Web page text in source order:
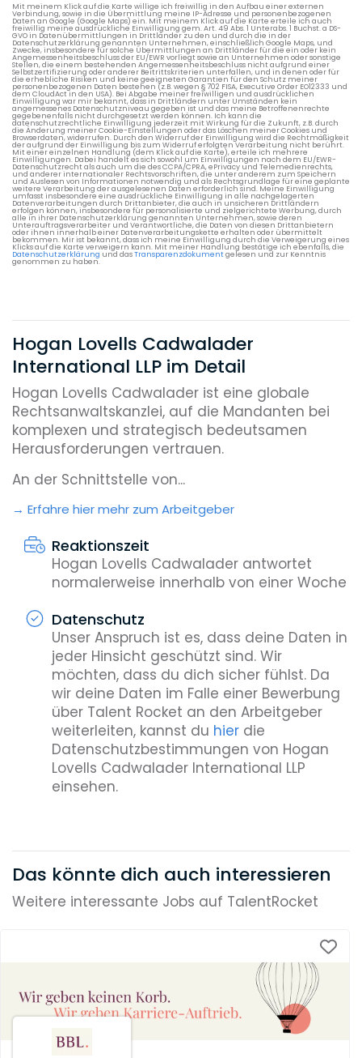
Mit meinem Klick auf die Karte willige ich freiwillig in den Aufbau einer externen
Verbindung, sowie in die Übermittlung meine IP-Adresse und personenbezogenen
Daten an Google (Google Maps) ein. Mit meinem Klick auf die Karte erteile ich auch
freiwillig meine ausdrückliche Einwilligung gem. Art. 49 Abs. 1 Unterabs. 1 Buchst. a DS-
GVO in Datenübermittlungen in Drittländer zu den und durch die in der
Datenschutzerklärung genannten Unternehmen, einschließlich Google Maps, und
Zwecke, insbesondere für solche Übermittlungen an Drittländer für die ein oder kein
Angemessenheitsbeschluss der EU/EWR vorliegt sowie an Unternehmen oder sonstige
Stellen, die einem bestehenden Angemessenheitsbeschluss nicht aufgrund einer
Selbstzertifizierung oder anderer Beitrittskriterien unterfallen, und in denen oder für
die erhebliche Risiken und keine geeigneten Garantien für den Schutz meiner
personenbezogenen Daten bestehen (z.B. wegen § 702 FISA, Executive Order EO12333 und
dem CloudAct in den USA). Bei Abgabe meiner freiwilligen und ausdrücklichen
Einwilligung war mir bekannt, dass in Drittländern unter Umständen kein
angemessenes Datenschutzniveau gegeben ist und das meine Betroffenenrechte
gegebenenfalls nicht durchgesetzt werden können. Ich kann die
datenschutzrechtliche Einwilligung jederzeit mit Wirkung für die Zukunft, z.B. durch
die Änderung meiner Cookie-Einstellungen oder das Löschen meiner Cookies und
Browserdaten, widerrufen. Durch den Widerruf der Einwilligung wird die Rechtmäßigkeit
der aufgrund der Einwilligung bis zum Widerruf erfolgten Verarbeitung nicht berührt.
Mit einer einzelnen Handlung (dem Klick auf die Karte), erteile ich mehrere
Einwilligungen. Dabei handelt es sich sowohl um Einwilligungen nach dem EU/EWR-
Datenschutzrecht als auch um die des CCPA/CPRA, ePrivacy und Telemedienrechts,
und anderer internationaler Rechtsvorschriften, die unter anderem zum Speichern
und Auslesen von Informationen notwendig und als Rechtsgrundlage für eine geplante
weitere Verarbeitung der ausgelesenen Daten erforderlich sind. Meine Einwilligung
umfasst insbesondere eine ausdrückliche Einwilligung in alle nachgelagerten
Datenverarbeitungen durch Drittanbieter, die auch in unsicheren Drittländern
erfolgen können, insbesondere für personalisierte und zielgerichtete Werbung, durch
alle in ihrer Datenschutzerklärung genannten Unternehmen, sowie deren
Unterauftragsverarbeiter und Verantwortliche, die Daten von diesen Drittanbietern
oder ihnen innerhalb einer Datenverarbeitungskette erhalten oder übermittelt
bekommen. Mir ist bekannt, dass ich meine Einwilligung durch die Verweigerung eines
Klicks auf die Karte verweigern kann. Mit meiner Handlung bestätige ich ebenfalls, die
Datenschutzerklärung und dasTransparenzdokumentgelesen und zur Kenntnis
genommen zu haben.
Hogan Lovells Cadwalader
International LLP im Detail
Hogan Lovells Cadwalader ist eine globale
Rechtsanwaltskanzlei, auf die Mandanten bei
komplexen und strategisch bedeutsamen
Herausforderungen vertrauen.
An der Schnittstelle von...
Erfahre hier mehr zum Arbeitgeber
Reaktionszeit
Hogan Lovells Cadwalader antwortet
normalerweise innerhalb von einer Woche
Datenschutz
Unser Anspruch ist es, dass deine Daten in
jeder Hinsicht geschützt sind. Wir
möchten, dass du dich sicher fühlst. Da
wir deine Daten im Falle einer Bewerbung
über Talent Rocket an den Arbeitgeber
weiterleiten, kannst du hierdie
Datenschutzbestimmungen von Hogan
Lovells Cadwalader International LLP
einsehen.
Das könnte dich auch interessieren
Weitere interessante Jobs auf TalentRocket